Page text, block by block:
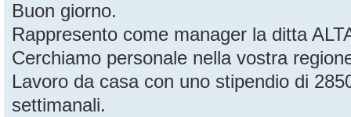
Buon giorno.
Rappresento come manager la ditta
Cerchiamo personale nella vostra
Lavoro da casa con uno stipendio di
settimanali.